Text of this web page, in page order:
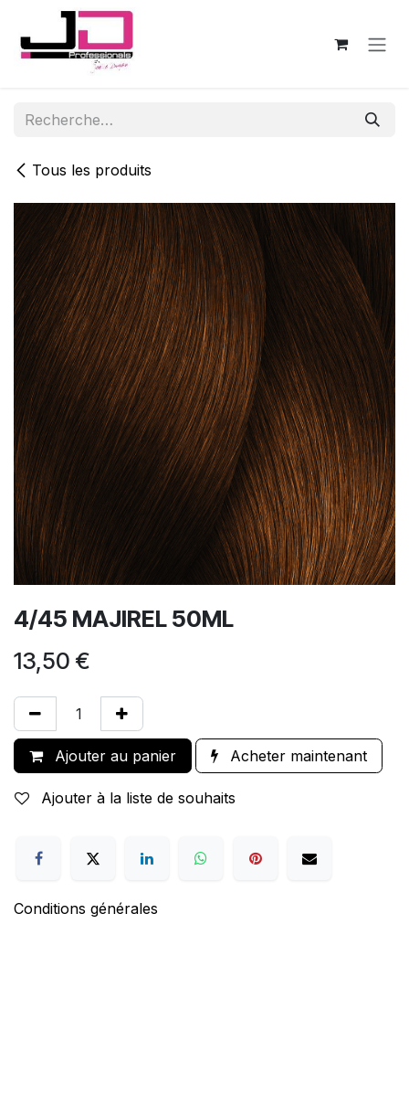
Se rendre au contenu
Tous les produits
4/45 MAJIREL 50ML
13,50 €
Ajouter au panier Acheter maintenant
Ajouter à la liste de souhaits
Conditions générales